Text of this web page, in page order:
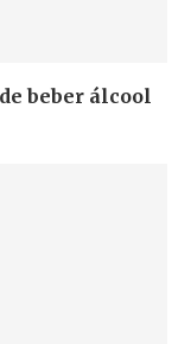
beber álcool